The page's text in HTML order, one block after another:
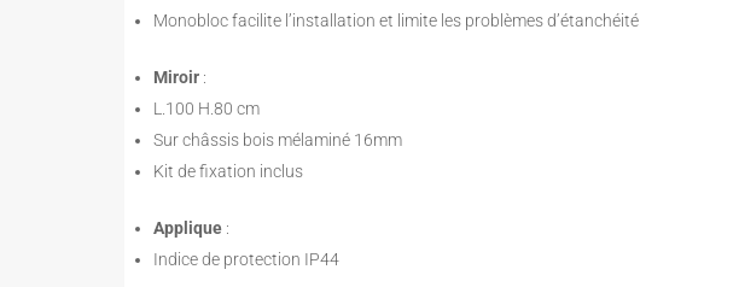
Monobloc facilite l’installation et limite les problèmes d’étanchéité
Miroir :
L.100 H.80 cm
Sur châssis bois mélaminé 16mm
Kit de fixation inclus
Applique :
Indice de protection IP44